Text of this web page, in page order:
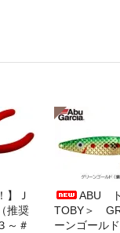
】Ｊ
推奨
～＃
ABU
TOBY＞
ーンゴールド